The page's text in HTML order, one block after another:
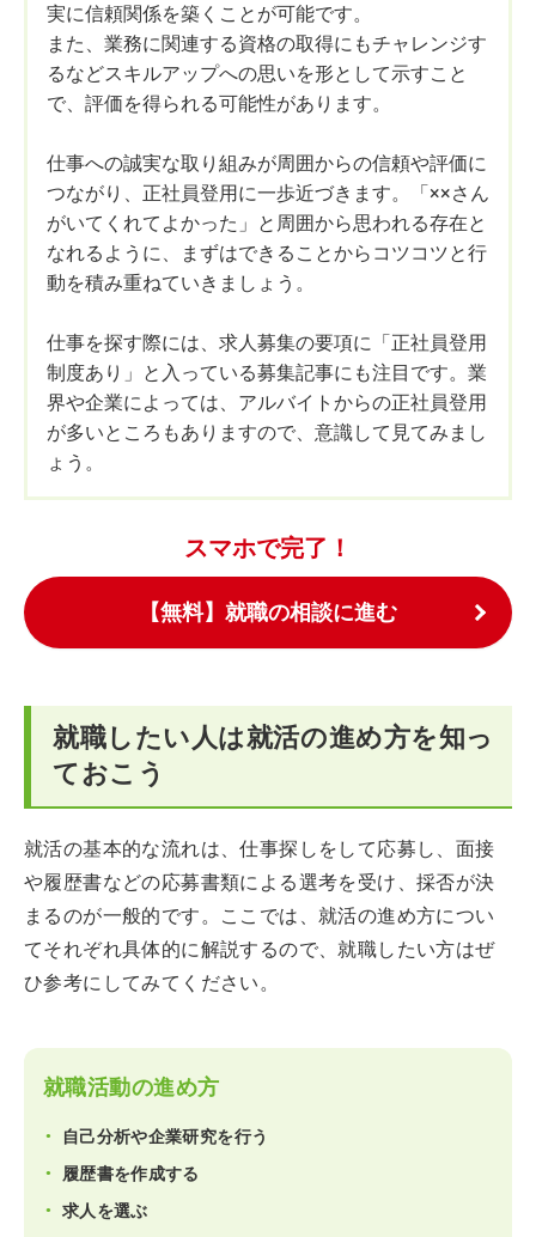
実に信頼関係を築くことが可能です。
また、業務に関連する資格の取得にもチャレンジす
るなどスキルアップへの思いを形として示すこと
で、評価を得られる可能性があります。
仕事への誠実な取り組みが周囲からの信頼や評価に
つながり、正社員登用に一歩近づきます。「××さん
がいてくれてよかった」と周囲から思われる存在と
なれるように、まずはできることからコツコツと行
動を積み重ねていきましょう。
仕事を探す際には、求人募集の要項に「正社員登用
制度あり」と入っている募集記事にも注目です。業
界や企業によっては、アルバイトからの正社員登用
が多いところもありますので、意識して見てみまし
ょう。
スマホで完了！
【無料】就職の相談に進む
就職したい人は就活の進め方を知っ
ておこう
就活の基本的な流れは、仕事探しをして応募し、面接
や履歴書などの応募書類による選考を受け、採否が決
まるのが一般的です。ここでは、就活の進め方につい
てそれぞれ具体的に解説するので、就職したい方はぜ
ひ参考にしてみてください。
就職活動の進め方
自己分析や企業研究を行う
履歴書を作成する
求人を選ぶ